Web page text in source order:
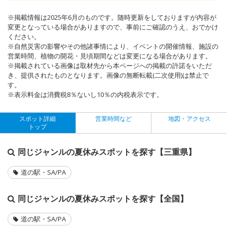
※掲載情報は2025年6月のものです。随時更新をしておりますが内容が
変更となっている場合がありますので、事前にご確認のうえ、おでかけ
ください。
※自然災害の影響やその他諸事情により、イベントの開催情報、施設の
営業時間、植物の開花・見頃期間などは変更になる場合があります。
※掲載されている画像は取材先から本ページへの掲載の許諾をいただ
き、提供されたものとなります。画像の無断転載(二次使用)は禁止で
す。
※表示料金は消費税8％ないし10％の内税表示です。
スポット詳細
トップ
営業時間など 地図・アクセス
同じジャンルの夏休みスポットを探す【三重県】
道の駅・SA/PA
同じジャンルの夏休みスポットを探す【全国】
道の駅・SA/PA